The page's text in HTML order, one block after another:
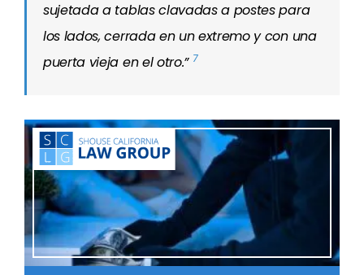
sujetada a tablas clavadas a postes para
los lados, cerrada en un extremo y con una
puerta vieja en el otro.” 7